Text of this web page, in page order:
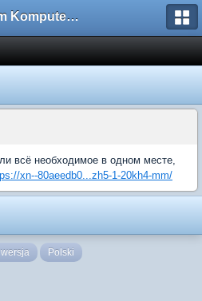
Forum Komputerowe PCFoster.pl
всё необходимое в одном месте,
xn--80aeedb0...zh5-1-20kh4-mm/
wersja Polski